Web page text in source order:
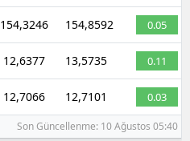
Nevşehir
Niğde
Ordu
Rize
154,3246 154,8592 0.05
12,6377 13,5735 0.11
12,7066 12,7101 0.03
Son Güncellenme: 10 Ağustos 05:40